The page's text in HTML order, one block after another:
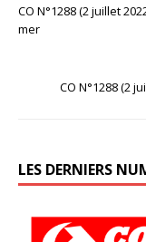
CO N°1288 (2 juillet
mer
CO N°1288 (2
LES DERNIERS